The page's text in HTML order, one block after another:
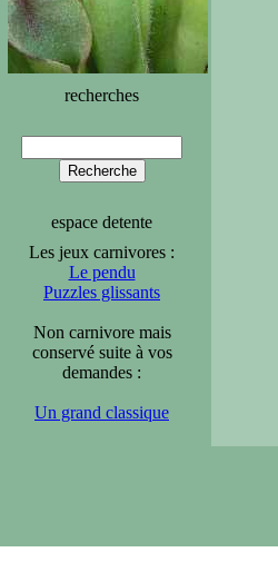
recherches
espace detente
Les jeux carnivores :
Le pendu
Puzzles glissants
Non carnivore mais
conservé suite à vos
demandes :
Un grand classique